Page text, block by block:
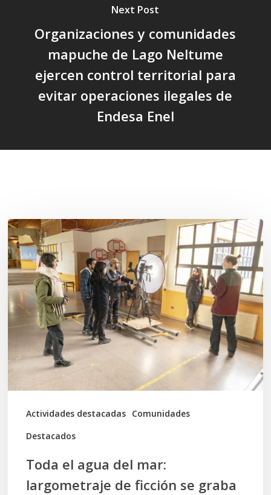
Next Post
Organizaciones y comunidades
mapuche de Lago Neltume
ejercen control territorial para
evitar operaciones ilegales de
Endesa Enel
Actividades destacadas Comunidades
Destacados
Toda
el
agua
del
mar:
largometraje
de
ficción
se
graba
Toda el agua del mar:
largometraje de ficción se graba